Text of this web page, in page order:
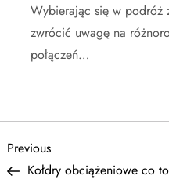
Wybierając się w podróż
zwrócić uwagę na
połączeń…
N
Previous
Post
Previous
Kołdry obciążeniowe co to